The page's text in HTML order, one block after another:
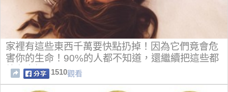
家裡有這些東西千萬要快點扔掉！因為它們竟會危
害你的生命！90%的人都不知道，還繼續把這些都
放在家裡！1510觀看